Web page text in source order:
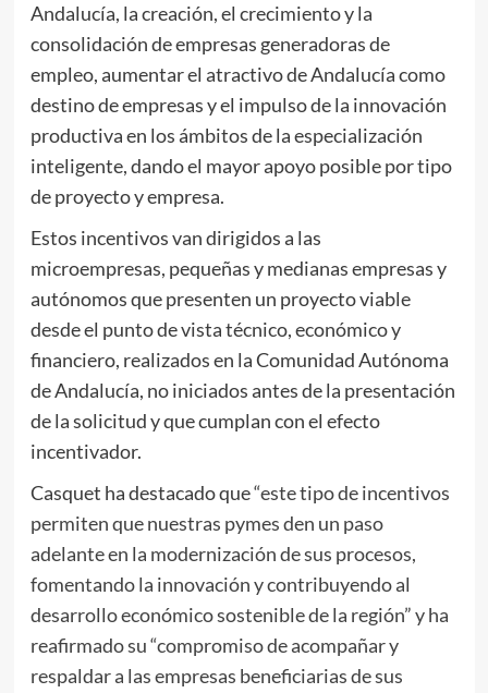
Andalucía, la creación, el crecimiento y la
consolidación de empresas generadoras de
empleo, aumentar el atractivo de Andalucía como
destino de empresas y el impulso de la innovación
productiva en los ámbitos de la especialización
inteligente, dando el mayor apoyo posible por tipo
de proyecto y empresa.
Estos incentivos van dirigidos a las
microempresas, pequeñas y medianas empresas y
autónomos que presenten un proyecto viable
desde el punto de vista técnico, económico y
financiero, realizados en la Comunidad Autónoma
de Andalucía, no iniciados antes de la presentación
de la solicitud y que cumplan con el efecto
incentivador.
Casquet ha destacado que“este tipo de incentivos
permiten que nuestras pymes den un paso
adelante en la modernización de sus procesos,
fomentando la innovación y contribuyendo al
desarrollo económico sostenible de la región” y ha
reafirmado su “compromiso de acompañar y
respaldar a las empresas beneficiarias de sus